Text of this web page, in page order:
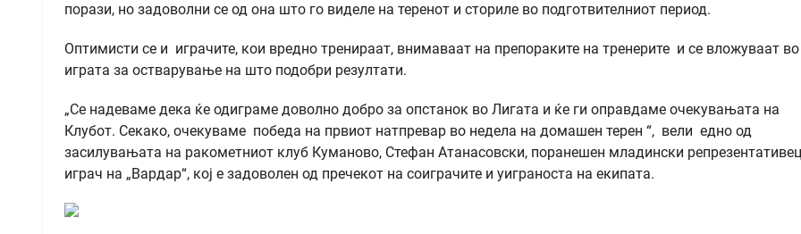
порази, но задоволни се од она што го виделе на теренот и сториле во подготвителниот период.
Оптимисти се и играчите, кои вредно тренираат, внимаваат на препораките на тренерите и се вложуваат во
играта за остварување на што подобри резултати.
„Се надеваме дека ќе одиграме доволно добро за опстанок во Лигата и ќе ги оправдаме очекувањата на
Клубот. Секако, очекуваме победа на првиот натпревар во недела на домашен терен “, вели едно од
засилувањата на ракометниот клуб Куманово, Стефан Атанасовски, поранешен младински
играч на „Вардар“, кој е задоволен од пречекот на соиграчите и уиграноста на екипата.